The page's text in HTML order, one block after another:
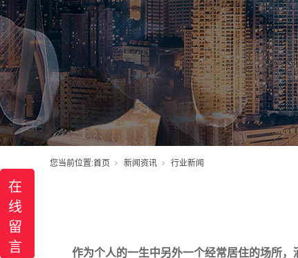
您当前位置:首页 新闻资讯 行业新闻
作为个人的一生中另外一个经常居住的场所
在
线
留
言